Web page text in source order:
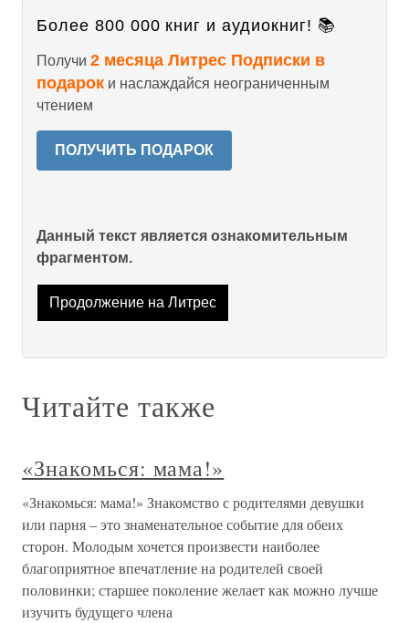
Более 800 000 книг и аудиокниг! 📚
Получи 2 месяца Литрес Подписки в
подарок и наслаждайся неограниченным
чтением
ПОЛУЧИТЬ ПОДАРОК
Данный текст является ознакомительным
фрагментом.
Продолжение на Литрес
Читайте также
«Знакомься: мама!»
«Знакомься: мама!» Знакомство с родителями девушки
или парня – это знаменательное событие для обеих
сторон. Молодым хочется произвести наиболее
благоприятное впечатление на родителей своей
половинки; старшее поколение желает как можно лучше
изучить будущего члена